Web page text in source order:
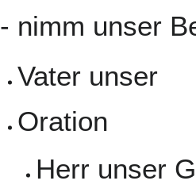
- nimm unser
Vater unser
Oration
Herr unser